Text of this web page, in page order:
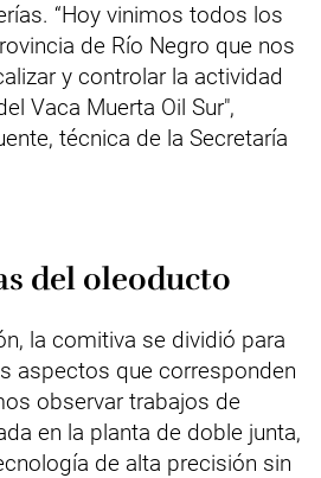
“Hoy vinimos todos los
de Río Negro que nos
y controlar la actividad
Vaca Muerta Oil Sur",
técnica de la Secretaría
del oleoducto
la comitiva se dividió para
aspectos que corresponden
observar trabajos de
en la planta de doble junta,
de alta precisión sin